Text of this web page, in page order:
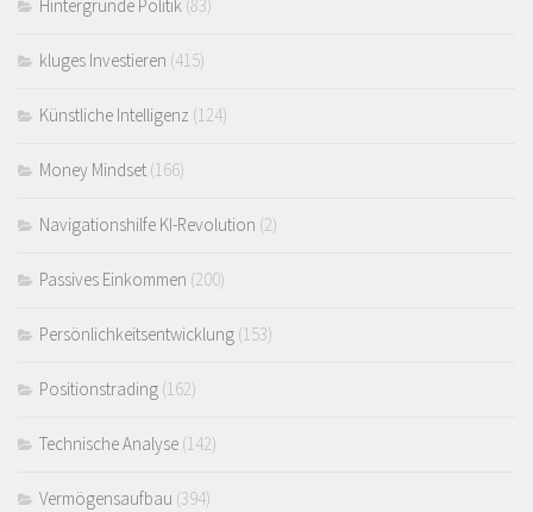
Hintergründe Politik (83)
kluges Investieren (415)
Künstliche Intelligenz (124)
Money Mindset (166)
Navigationshilfe KI-Revolution (2)
Passives Einkommen (200)
Persönlichkeitsentwicklung (153)
Positionstrading (162)
Technische Analyse (142)
Vermögensaufbau (394)